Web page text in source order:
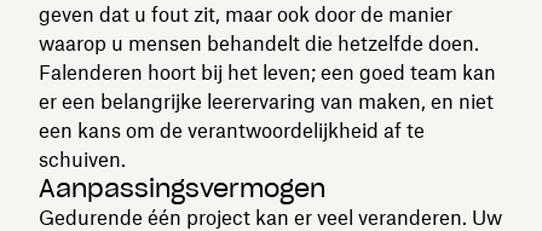
geven dat u fout zit, maar ook door de manier
waarop u mensen behandelt die hetzelfde doen.
Falenderen hoort bij het leven; een goed team kan
er een belangrijke leerervaring van maken, en niet
een kans om de verantwoordelijkheid af te
schuiven.
Aanpassingsvermogen
Gedurende één project kan er veel veranderen. Uw